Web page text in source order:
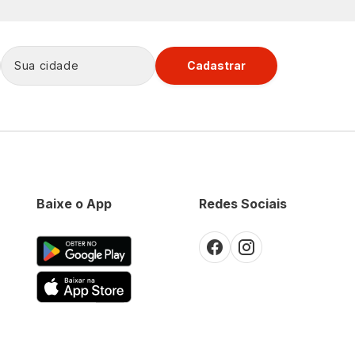
Cadastrar
Redes Sociais
Baixe o App